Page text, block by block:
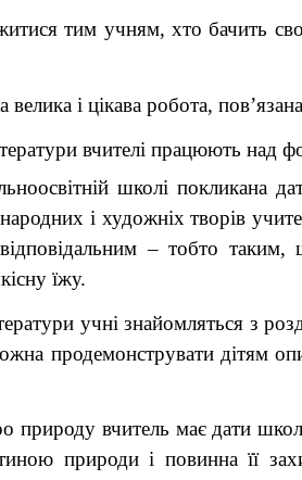
тим учням, хто бачить
велика і цікава робота,
вчителі працюють над
школі покликана
і художніх творів
– тобто
їжу.
учні знайомляться з
продемонструвати дітям
природу вчитель має дати
природи і повинна її